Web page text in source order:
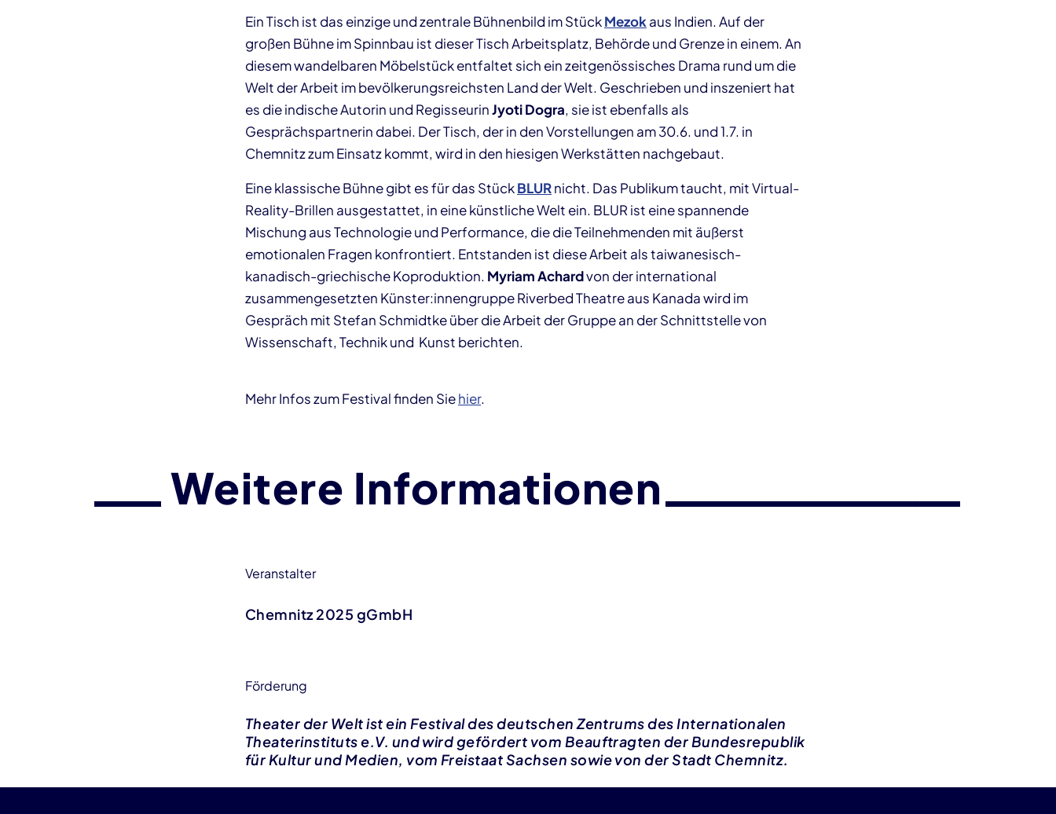
Ein Tisch ist das einzige und zentrale Bühnenbild im StückMezokaus Indien. Auf der
großen Bühne im Spinnbau ist dieser Tisch Arbeitsplatz, Behörde und Grenze in einem. An
diesem wandelbaren Möbelstück entfaltet sich ein zeitgenössisches Drama rund um die
Welt der Arbeit im bevölkerungsreichsten Land der Welt. Geschrieben und inszeniert hat
es die indische Autorin und RegisseurinJyoti Dogra, sie ist ebenfalls als
Gesprächspartnerin dabei. Der Tisch, der in den Vorstellungen am 30.6. und 1.7. in
Chemnitz zum Einsatz kommt, wird in den hiesigen Werkstätten nachgebaut.
Eine klassische Bühne gibt es für das StückBLURnicht. Das Publikum taucht, mit Virtual-
Reality-Brillen ausgestattet, in eine künstliche Welt ein. BLUR ist eine spannende
Mischung aus Technologie und Performance, die die Teilnehmenden mit äußerst
emotionalen Fragen konfrontiert. Entstanden ist diese Arbeit als taiwanesisch-
kanadisch-griechische Koproduktion. Myriam Achardvon der international
zusammengesetzten Künster:innengruppe Riverbed Theatre aus Kanada wird im
Gespräch mit Stefan Schmidtke über die Arbeit der Gruppe an der Schnittstelle von
Wissenschaft, Technik und Kunst berichten.
Mehr Infos zum Festival finden Siehier.
Weitere Informationen
Veranstalter
Chemnitz 2025 gGmbH
Förderung
Theater der Welt ist ein Festival des deutschen Zentrums des Internationalen
Theaterinstituts e.V. und wird gefördert vom Beauftragten der Bundesrepublik
für Kultur und Medien, vom Freistaat Sachsen sowie von der Stadt Chemnitz.